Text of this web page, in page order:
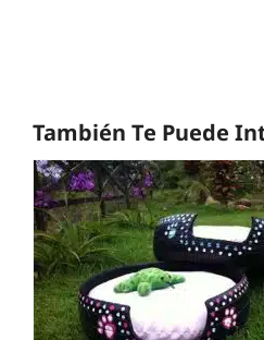
También Te Puede